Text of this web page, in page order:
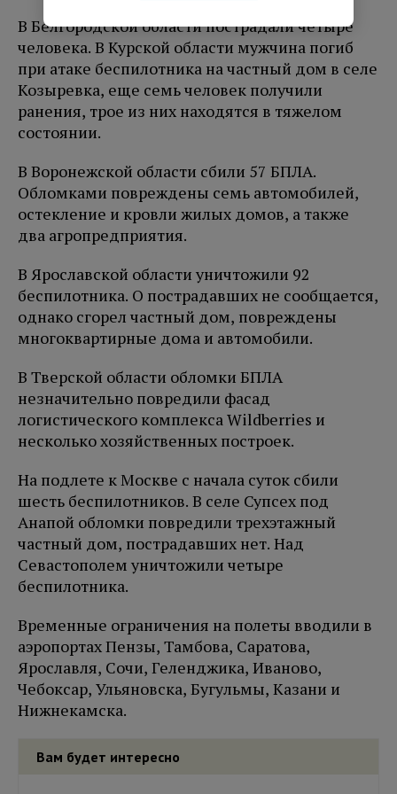
В Белгородской области пострадали четыре
человека. В Курской области мужчина погиб
при атаке беспилотника на частный дом в селе
Козыревка, еще семь человек получили
ранения, трое из них находятся в тяжелом
состоянии.
В Воронежской области сбили 57 БПЛА.
Обломками повреждены семь автомобилей,
остекление и кровли жилых домов, а также
два агропредприятия.
В Ярославской области уничтожили 92
беспилотника. О пострадавших не сообщается,
однако сгорел частный дом, повреждены
многоквартирные дома и автомобили.
В Тверской области обломки БПЛА
незначительно повредили фасад
логистического комплекса Wildberries и
несколько хозяйственных построек.
На подлете к Москве с начала суток сбили
шесть беспилотников. В селе Супсех под
Анапой обломки повредили трехэтажный
частный дом, пострадавших нет. Над
Севастополем уничтожили четыре
беспилотника.
Временные ограничения на полеты вводили в
аэропортах Пензы, Тамбова, Саратова,
Ярославля, Сочи, Геленджика, Иваново,
Чебоксар, Ульяновска, Бугульмы, Казани и
Нижнекамска.
Вам будет интересно